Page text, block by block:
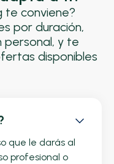
te conviene?
por duración,
personal, y te
disponibles
que le darás al
profesional o